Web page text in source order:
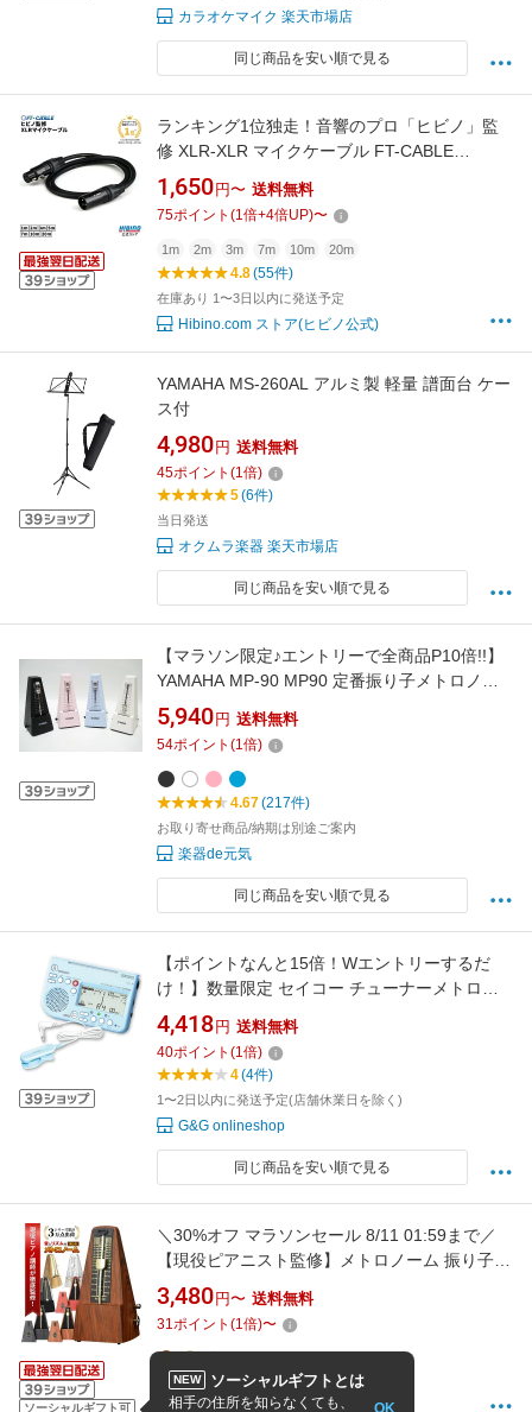
カラオケマイク 楽天市場店
同じ商品を安い順で見る
ランキング1位独走！音響のプロ「ヒビノ」監
修 XLR-XLR マイクケーブル FT-CABLE
1m/2m/3m/5m/7m/10m/20m | マイクコード
XLR ケーブル キャノンケーブル オーディオ
DTM 接続 OFC FTケーブル FS-FXB-MXB-BK
マイク 音響機器 バランスケーブル アンプ xlrケ
ーブル
1,650 円〜 送料無料
75ポイント (1倍+4倍UP)〜
1m 2m 3m 7m 10m 20m
4.8(55件)
在庫あり 1〜3日以内に発送予定
Hibino.com ストア(ヒビノ公式)
YAMAHA MS-260AL アルミ製 軽量 譜面台 ケー
ス付
4,980 円 送料無料
45ポイント (1倍)
5(6件)
当日発送
オクムラ楽器 楽天市場店
同じ商品を安い順で見る
【マラソン限定♪エントリーで全商品P10倍!!】
YAMAHA MP-90 MP90 定番振り子メトロノー
ム ヤマハ
5,940 円 送料無料
54ポイント (1倍)
4.67(217件)
お取り寄せ商品/納期は別途ご案内
楽器de元気
同じ商品を安い順で見る
【ポイントなんと15倍！Wエントリーするだ
け！】数量限定 セイコー チューナーメトロノ
ーム ブルー スペシャルパック SEIKO TUNER
METRONOME STH200 SPECIAL PACK
STH200BLSP
4,418 円 送料無料
40ポイント (1倍)
4(4件)
1〜2日以内に発送予定(店舗休業日を除く)
G&G onlineshop
同じ商品を安い順で見る
ソーシャルギフト可
＼30%オフ マラソンセール 8/11 01:59まで／
【現役ピアニスト監修】メトロノーム 振り子式
【電池不要・大音量】 ゼンマイ式 40〜
208BPM 幅広いテンポ対応 ピアノ ギター バイ
オリン ドラム 吹奏楽 リズム練習用 初心者 子ど
3,480 円〜 送料無料
31ポイント (1倍)〜
4.25 (44件)
NEW ソーシャルギフトとは
相手の住所を知らなくても、 OK